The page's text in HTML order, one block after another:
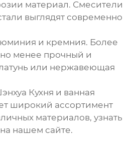
материал. Смесители
выглядят современно
и кремния. Более
менее прочный и
или нержавеющая
Кухня и ванная
широкий ассортимент
материалов, узнать
нашем сайте.